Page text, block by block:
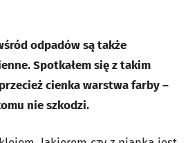
odpadów są także
Spotkałem się z takim
cienka warstwa farby –
nie szkodzi.